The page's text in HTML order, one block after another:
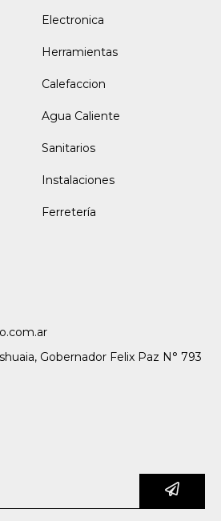
Electronica
Herramientas
Calefaccion
Agua Caliente
Sanitarios
Instalaciones
Ferretería
Gobernador Felix Paz N° 793